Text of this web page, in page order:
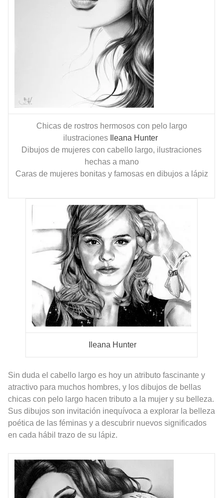
Chicas de rostros hermosos con pelo largo
ilustraciones
Ileana Hunter
Dibujos de mujeres con cabello largo, ilustraciones
hechas a mano
Caras de mujeres bonitas y famosas en dibujos a lápiz
Ileana Hunter
Sin duda el cabello largo es hoy un atributo fascinante y
atractivo para muchos hombres, y los dibujos de bellas
chicas con pelo largo hacen tributo a la mujer y su belleza.
Sus dibujos son invitación inequívoca a explorar la belleza
poética de las féminas y a descubrir nuevos significados
en cada hábil trazo de su lápiz.